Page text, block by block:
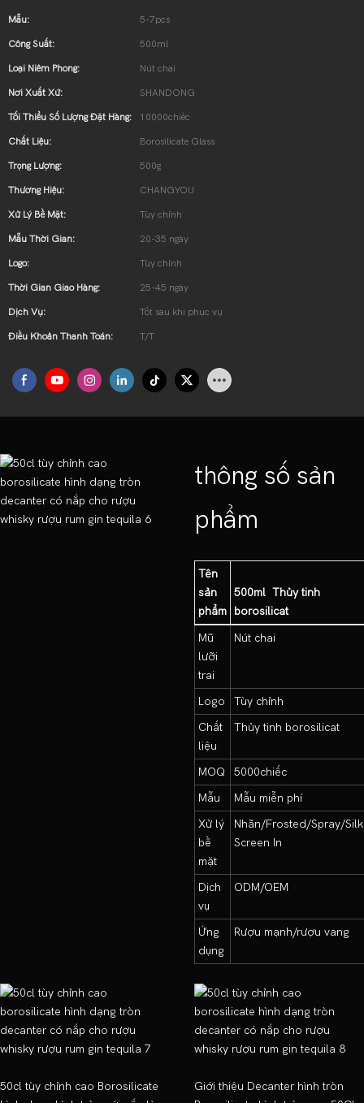
Mẫu: 5-7pcs
Công Suất: 500ml
Loại Niêm Phong: Nút chai
Nơi Xuất Xứ: SHANDONG
Tối Thiểu Số Lượng Đặt Hàng: 10000chiếc
Chất Liệu: Borosilicate Glass
Trọng Lượng: 500g
Thương Hiệu: CHANGYOU
Xử Lý Bề Mặt: Tùy chỉnh
Mẫu Thời Gian: 20-35 ngày
Logo: Tùy chỉnh
Thời Gian Giao Hàng: 25-45 ngày
Dịch Vụ: Tốt sau khi phục vụ
Điều Khoản Thanh Toán: T/T
thông số sản
phẩm
Tên
sản
phẩm
500ml Thủy tinh
borosilicat
Mũ
lưỡi
trai
Nút chai
Logo
Tùy chỉnh
Chất
liệu
Thủy tinh borosilicat
MOQ
5000chiếc
Mẫu
Mẫu miễn phí
Xử lý
bề
mặt
Nhãn/Frosted/Spray/Silk
Screen In
Dịch
vụ
ODM/OEM
Ứng
dụng
Rượu mạnh/rượu vang
50cl tùy chỉnh cao Borosilicate
Giới thiệu Decanter hình tròn